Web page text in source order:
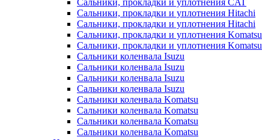
Сальники, прокладки и уплотнения CAT
Сальники, прокладки и уплотнения Hitachi
Сальники, прокладки и уплотнения Hitachi
Сальники, прокладки и уплотнения Komatsu
Сальники, прокладки и уплотнения Komatsu
Сальники коленвала Isuzu
Сальники коленвала Isuzu
Сальники коленвала Isuzu
Сальники коленвала Isuzu
Сальники коленвала Komatsu
Сальники коленвала Komatsu
Сальники коленвала Komatsu
Сальники коленвала Komatsu